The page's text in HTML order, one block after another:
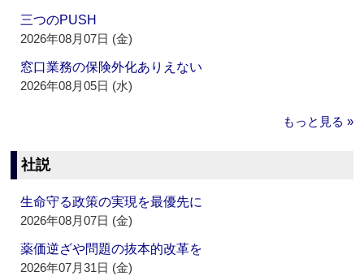
三つのPUSH
2026年08月07日 (金)
窓口業務の保険外化ありえない
2026年08月05日 (水)
もっと見る »
社説
生命守る政策の実現を最優先に
2026年08月07日 (金)
薬価逆ざや問題の抜本的改革を
2026年07月31日 (金)